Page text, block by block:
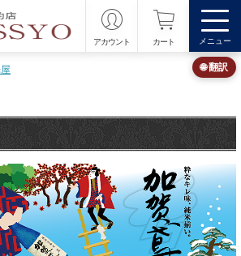
アカウント カート メニュー
🌐 翻訳